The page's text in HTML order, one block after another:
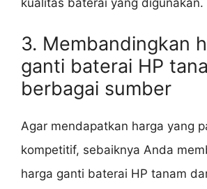
kualitas baterai yang digunakan.
3. Membandingkan
ganti baterai HP
berbagai sumber
Agar mendapatkan harga yang
kompetitif, sebaiknya Anda
harga ganti baterai HP tanam